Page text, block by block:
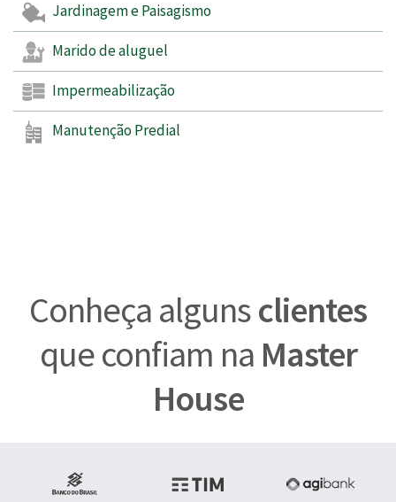
Jardinagem e Paisagismo
Marido de aluguel
Impermeabilização
Manutenção Predial
Conheça algunsclientes
que confiam na Master
House